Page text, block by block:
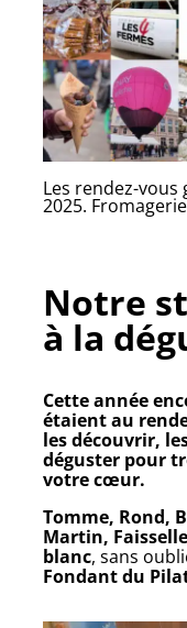
Les rendez-
2025.
Notre
à la
Cette année
étaient au
les découvrir,
déguster pour
votre cœur.
Tomme, Rond,
Martin,
blanc, sans
Fondant du